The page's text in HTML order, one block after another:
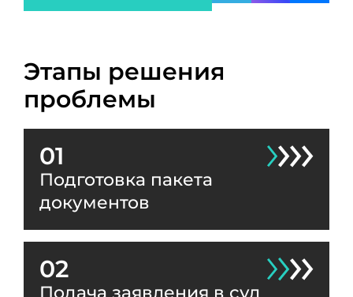
Этапы решения
проблемы
01
Подготовка пакета
документов
02
Подача заявления в суд